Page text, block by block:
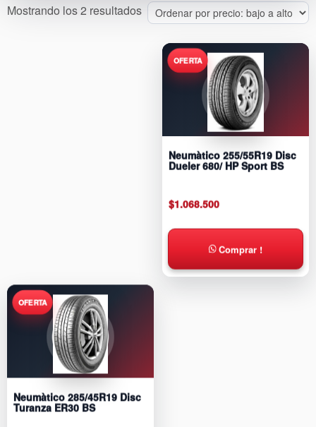
Mostrando los 2 resultadosSorted
by
price:
Neumàtico 255/55R19 Disc
Dueler 680/ HP Sport BS
$1.068.500
Comprar !
Neumàtico 285/45R19 Disc
Turanza ER30 BS